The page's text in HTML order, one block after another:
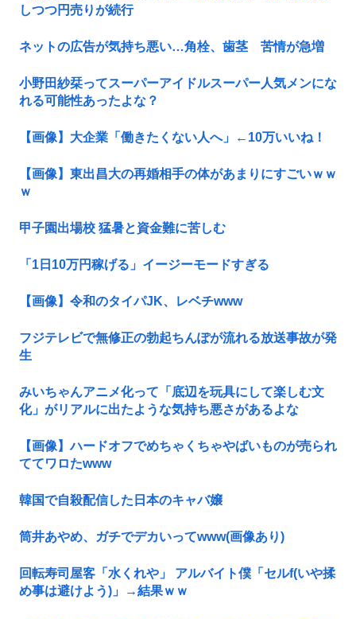
しつつ円売りが続行
ネットの広告が気持ち悪い…角栓、歯茎 苦情が急増
小野田紗栞ってスーパーアイドルスーパー人気メンにな
れる可能性あったよな？
【画像】大企業「働きたくない人へ」←10万いいね！
【画像】東出昌大の再婚相手の体があまりにすごいｗｗ
ｗ
甲子園出場校 猛暑と資金難に苦しむ
「1日10万円稼げる」イージーモードすぎる
【画像】令和のタイパJK、レベチwww
フジテレビで無修正の勃起ちんぽが流れる放送事故が発
生
みいちゃんアニメ化って「底辺を玩具にして楽しむ文
化」がリアルに出たような気持ち悪さがあるよな
【画像】ハードオフでめちゃくちゃやばいものが売られ
ててワロたwww
韓国で自殺配信した日本のキャバ嬢
筒井あやめ、ガチでデカいってwww(画像あり)
回転寿司屋客「水くれや」 アルバイト僕「セルf(いや揉
め事は避けよう)」→結果ｗｗ